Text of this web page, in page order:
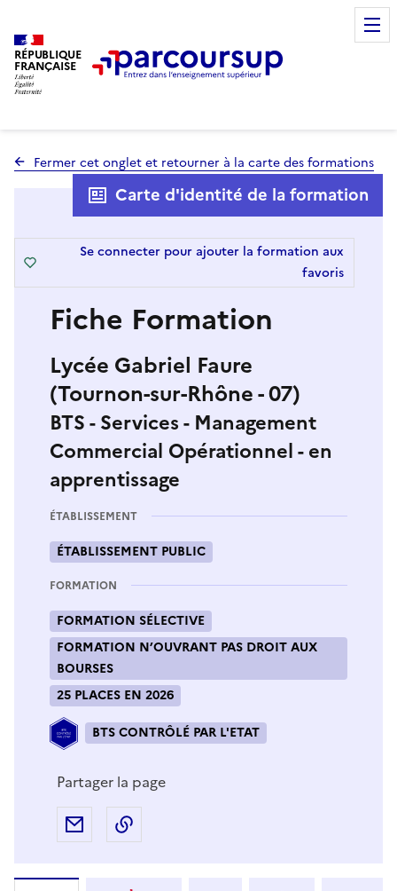
RÉPUBLIQUE
FRANÇAISE
Fermer cet onglet et retourner à la carte des formations
Fiche Formation
Lycée Gabriel Faure
(Tournon-sur-Rhône - 07)
BTS - Services - Management
Commercial Opérationnel - en
apprentissage
Carte d'identité de la formation
Se connecter pour ajouter la formation aux
favoris
ÉTABLISSEMENT
ÉTABLISSEMENT PUBLIC
FORMATION
FORMATION SÉLECTIVE
FORMATION N’OUVRANT PAS DROIT AUX
BOURSES
25 PLACES EN 2026
BTS CONTRÔLÉ PAR L'ETAT
Partager la page
Partager par e-mail